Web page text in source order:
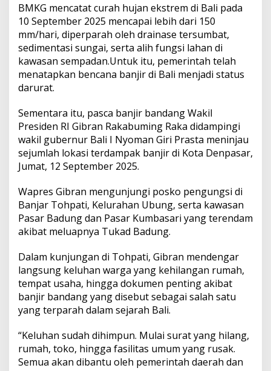
k
a
n
K
e
s
e
t
a
n
K
o
r
a
n
B
a
l
t
a
d
a
n
L
s
i
a
BMKG mencatat curah hujan ekstrem di Bali pada
10 September 2025 mencapai lebih dari 150
mm/hari, diperparah oleh drainase tersumbat,
sedimentasi sungai, serta alih fungsi lahan di
kawasan sempadan.Untuk itu, pemerintah telah
menatapkan bencana banjir di Bali menjadi status
darurat.
Sementara itu, pasca banjir bandang Wakil
Presiden RI Gibran Rakabuming Raka didampingi
wakil gubernur Bali I Nyoman Giri Prasta meninjau
sejumlah lokasi terdampak banjir di Kota Denpasar,
Jumat, 12 September 2025.
Wapres Gibran mengunjungi posko pengungsi di
Banjar Tohpati, Kelurahan Ubung, serta kawasan
Pasar Badung dan Pasar Kumbasari yang terendam
akibat meluapnya Tukad Badung.
Dalam kunjungan di Tohpati, Gibran mendengar
langsung keluhan warga yang kehilangan rumah,
tempat usaha, hingga dokumen penting akibat
banjir bandang yang disebut sebagai salah satu
yang terparah dalam sejarah Bali.
“Keluhan sudah dihimpun. Mulai surat yang hilang,
rumah, toko, hingga fasilitas umum yang rusak.
Semua akan dibantu oleh pemerintah daerah dan